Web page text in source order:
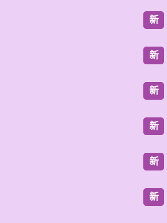
新
新
新
新
新
新